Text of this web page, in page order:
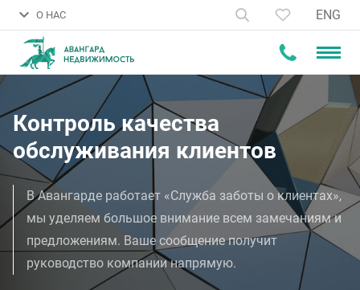
О НАС ENG
Контроль качества
обслуживания клиентов
В Авангарде работает «Служба заботы о клиентах»,
мы уделяем большое внимание всем замечаниям и
предложениям. Ваше сообщение получит
руководство компании напрямую.